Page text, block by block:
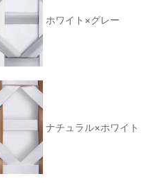
ホワイト×グレー
ナチュラル×ホワイト